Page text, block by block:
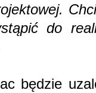
do
będzie